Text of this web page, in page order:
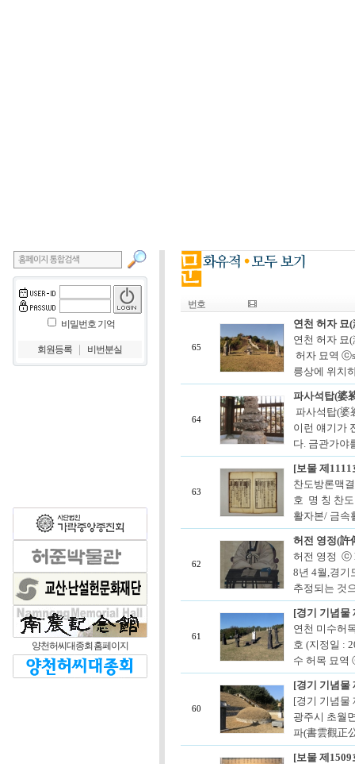
비밀번호 기억
회원등록 비번분실
양천허씨대종회 홈페이지
번호
65
연천 허자 묘
연천 허자 묘
허자 묘역
릉상에 위치
64
파사석탑(婆
파사석탑(婆
이런 얘기가
다. 금관가야
63
[보물 제
찬도방론맥
호 명 칭 찬
활자본/ 금속
62
허전 영정(許
허전 영정 ⓒ
8년 4월,경기
추정되는 것
61
[경기 기념물
연천 미수허
호 (지정일 :
수 허목 묘역
60
[경기 기념물
[경기 기념물
광주시 초월
파(書雲觀正
[보물 제